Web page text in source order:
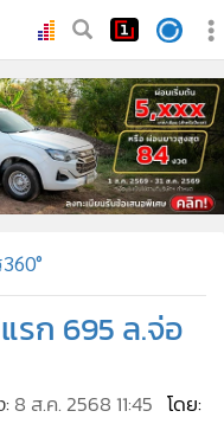
รก 695 ล.จ่อ
8 ส.ค. 2568 11:45 โดย: